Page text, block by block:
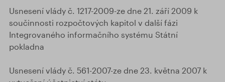
Usnesení vlády č. 1217-2009-ze dne 21. září 2009 k
součinnosti rozpočtových kapitol v další fázi
Integrovaného informačního systému Státní
pokladna
Usnesení vlády č. 561-2007-ze dne 23. května 2007 k